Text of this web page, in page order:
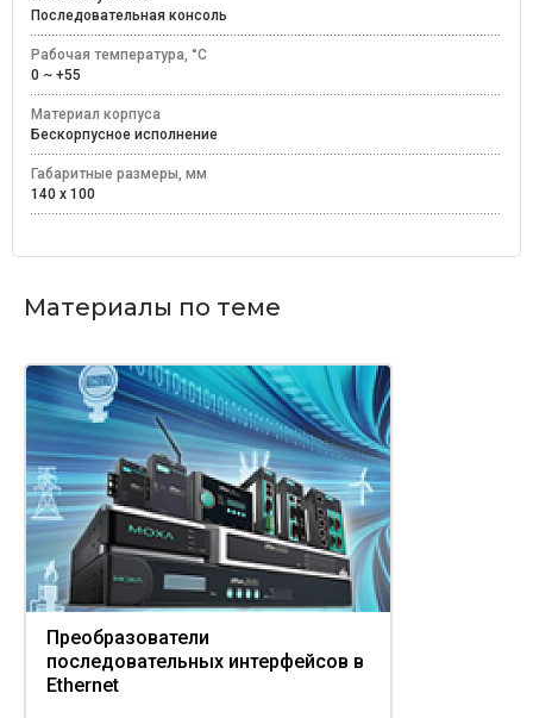
Последовательная консоль
Рабочая температура, °C
0 ~ +55
Материал корпуса
Бескорпусное исполнение
Габаритные размеры, мм
140 x 100
Материалы по теме
Преобразователи
последовательных интерфейсов в
Ethernet